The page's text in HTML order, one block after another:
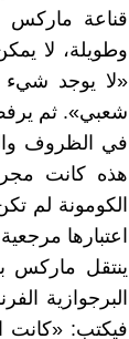
قناعة ماركس
وطويلة، لا
«لا يوجد شيء
شعبي». ثم
في الظروف
هذه كانت
الكومونة لم
اعتبارها
ينتقل ماركس
البرجوازية